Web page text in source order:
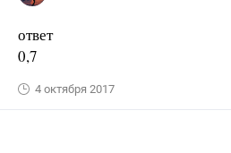
ответ
0,7
4 октября 2017